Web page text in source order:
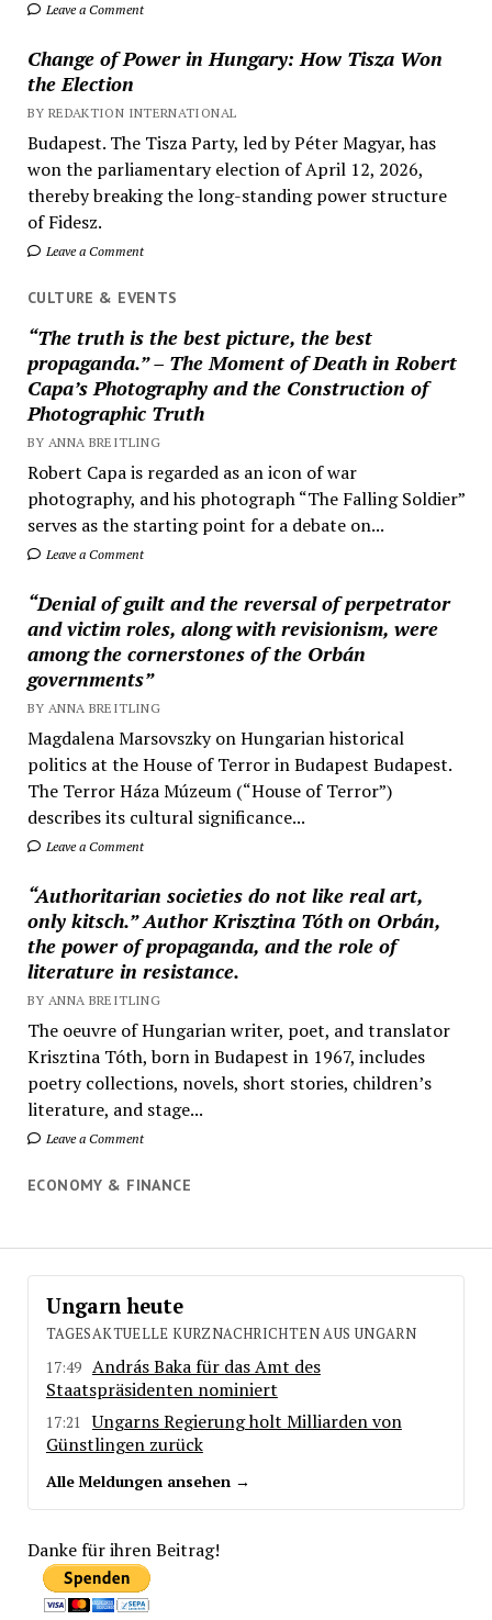
Leave a Comment
Change of Power in Hungary: How Tisza Won
the Election
BY REDAKTION INTERNATIONAL
Budapest. The Tisza Party, led by Péter Magyar, has
won the parliamentary election of April 12, 2026,
thereby breaking the long-standing power structure
of Fidesz.
Leave a Comment
CULTURE & EVENTS
“The truth is the best picture, the best
propaganda.” – The Moment of Death in Robert
Capa’s Photography and the Construction of
Photographic Truth
BY ANNA BREITLING
Robert Capa is regarded as an icon of war
photography, and his photograph “The Falling Soldier”
serves as the starting point for a debate on...
Leave a Comment
“Denial of guilt and the reversal of perpetrator
and victim roles, along with revisionism, were
among the cornerstones of the Orbán
governments”
BY ANNA BREITLING
Magdalena Marsovszky on Hungarian historical
politics at the House of Terror in Budapest Budapest.
The Terror Háza Múzeum (“House of Terror”)
describes its cultural significance...
Leave a Comment
“Authoritarian societies do not like real art,
only kitsch.” Author Krisztina Tóth on Orbán,
the power of propaganda, and the role of
literature in resistance.
BY ANNA BREITLING
The oeuvre of Hungarian writer, poet, and translator
Krisztina Tóth, born in Budapest in 1967, includes
poetry collections, novels, short stories, children’s
literature, and stage...
Leave a Comment
ECONOMY & FINANCE
Ungarn heute
TAGESAKTUELLE KURZNACHRICHTEN AUS UNGARN
17:49 András Baka für das Amt des
Staatspräsidenten nominiert
17:21
Ungarns Regierung holt Milliarden von
Günstlingen zurück
Alle Meldungen ansehen →
Danke für ihren Beitrag!